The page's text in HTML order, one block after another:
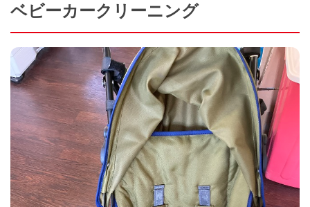
ベビーカークリーニング